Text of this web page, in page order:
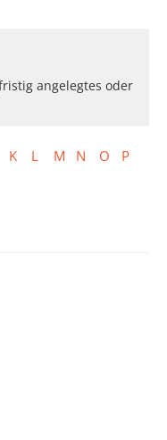
K L M N O
P
angelegtes oder